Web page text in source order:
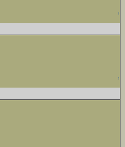
↑
↑